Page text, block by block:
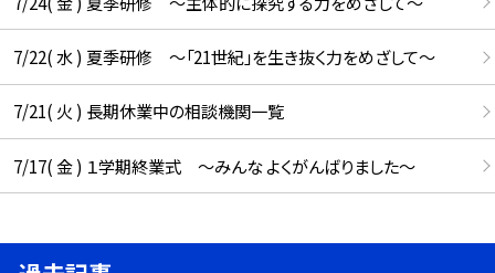
7/22( 水 ) 夏季研修 ～「21世紀」を生き抜く力をめざして～
7/21( 火 ) 長期休業中の相談機関一覧
7/17( 金 ) １学期終業式 ～みんな よくがんばりました～